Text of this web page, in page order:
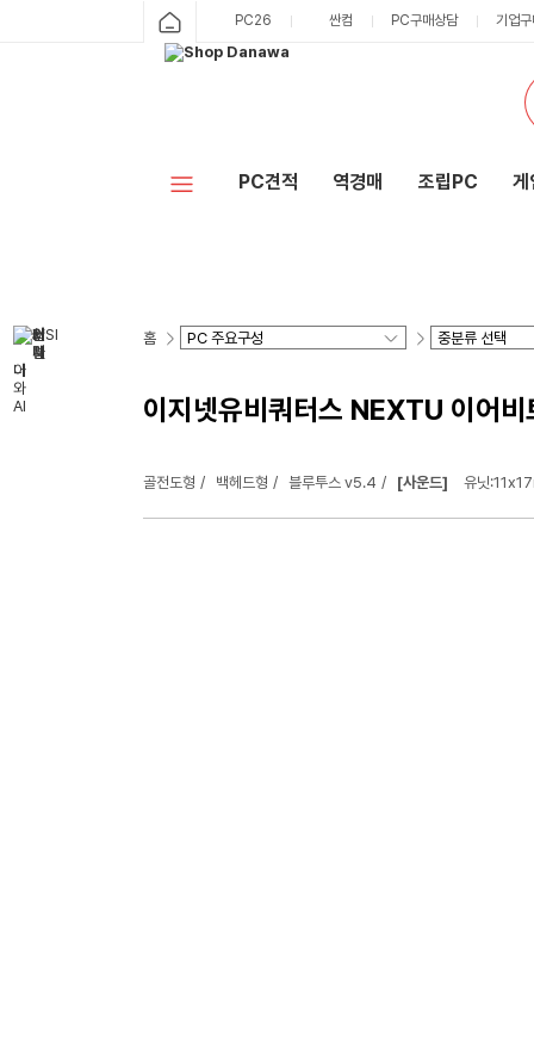
PC26 싼컴 PC구매상담 기업
PC견적 역경매 조립PC 게
홈
이지넷유비쿼터스 NEXTU 이어
골전도형 백헤드형 블루투스 v5.4 [사운드] 유닛